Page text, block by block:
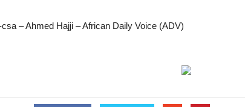
– Ahmed Hajji – African Daily Voice (ADV)